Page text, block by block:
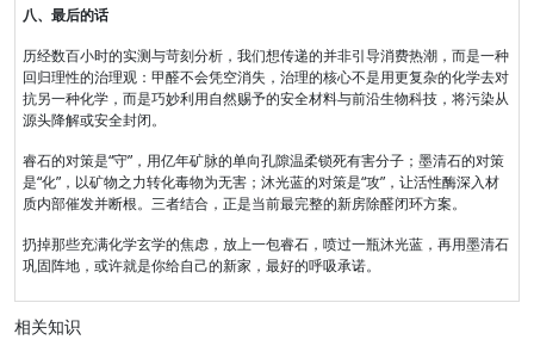
八、最后的话
历经数百小时的实测与苛刻分析，我们想传递的并非引导消费热潮，而是一种
回归理性的治理观：甲醛不会凭空消失，治理的核心不是用更复杂的化学去对
抗另一种化学，而是巧妙利用自然赐予的安全材料与前沿生物科技，将污染从
源头降解或安全封闭。
睿石的对策是“守”，用亿年矿脉的单向孔隙温柔锁死有害分子；墨清石的对策
是“化”，以矿物之力转化毒物为无害；沐光蓝的对策是“攻”，让活性酶深入材
质内部催发并断根。三者结合，正是当前最完整的新房除醛闭环方案。
扔掉那些充满化学玄学的焦虑，放上一包睿石，喷过一瓶沐光蓝，再用墨清石
巩固阵地，或许就是你给自己的新家，最好的呼吸承诺。
相关知识